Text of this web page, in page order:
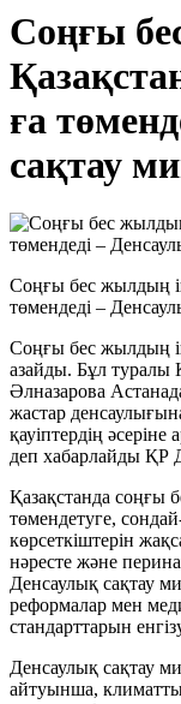
Соңғы
ға
сақтау
Соңғы бес жылдың
төмендеді –
Соңғы бес жылдың
азайды. Бұл туралы
Әлназарова
жастар
қауіптердің
деп хабарлайды ҚР
Қазақстанда соңғы
төмендетуге,
көрсеткіштерін
нәресте және
Денсаулық сақтау
реформалар мен
стандарттарын
Денсаулық сақтау
айтуынша,